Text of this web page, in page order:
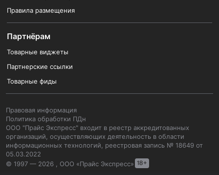
Правила размещения
Партнёрам
Товарные виджеты
Партнерские ссылки
Товарные фиды
Правовая информация
Политика обработки ПДн
ООО "Прайс Экспресс" входит в реестр аккредитованных
организаций, осуществляющих деятельность в области
информационных технологий, реестровая запись № 18649 от
05.03.2022
© 1997 — 2026 , ООО «Прайс Экспресс»